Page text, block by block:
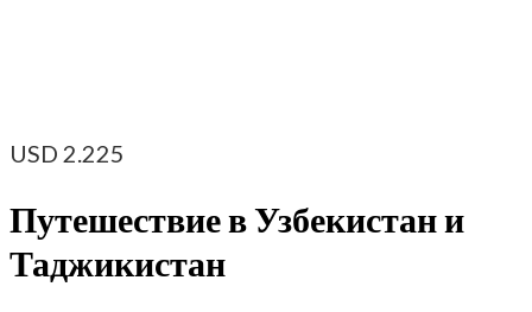
USD 2.225
Путешествие в Узбекистан и
Таджикистан